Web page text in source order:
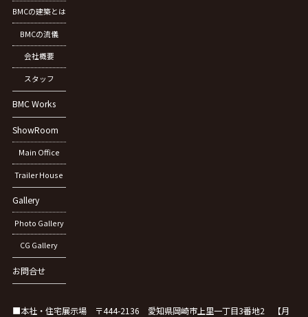
BMCの建築とは
BMCの流儀
会社概要
スタッフ
BMC Works
ShowRoom
Main Office
Trailer House
Gallery
Photo Gallery
CG Gallery
お問合せ
■本社・住宅展示場 〒444-2136 愛知県岡崎市上里一丁目3番地2 【月